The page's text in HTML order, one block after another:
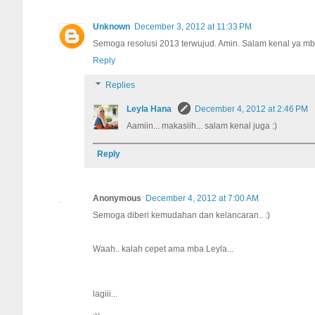
Unknown December 3, 2012 at 11:33 PM
Semoga resolusi 2013 terwujud. Amin. Salam kenal ya
Reply
Replies
Leyla Hana
December 4, 2012 at 2:46 PM
Aamiin... makasiih... salam kenal juga :)
Reply
Anonymous
December 4, 2012 at 7:00 AM
Semoga diberi kemudahan dan kelancaran.. :)
Waah.. kalah cepet ama mba Leyla...
lagiii...